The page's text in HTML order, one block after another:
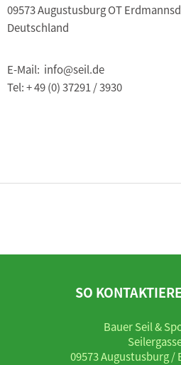
09573 Augustusburg OT
Deutschland
E-Mail: info@seil.de
Tel: + 49 (0) 37291 / 3930
SO
Bauer Seil &
09573 Augustusburg /